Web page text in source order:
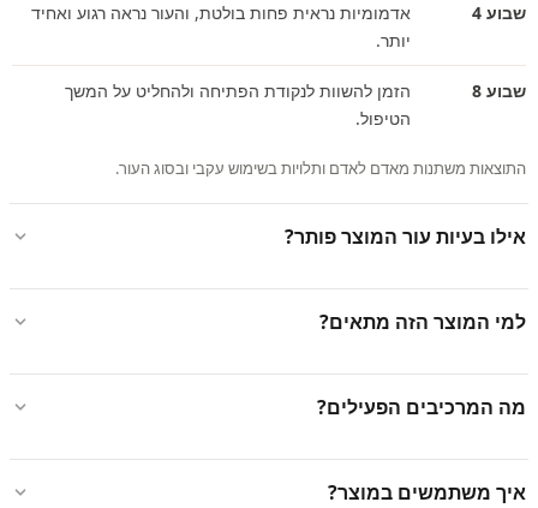
שבוע 4
אדמומיות נראית פחות בולטת, והעור נראה רגוע ואחיד
יותר.
שבוע 8
הזמן להשוות לנקודת הפתיחה ולהחליט על המשך
הטיפול.
התוצאות משתנות מאדם לאדם ותלויות בשימוש עקבי ובסוג העור.
אילו בעיות עור המוצר פותר?
למי המוצר הזה מתאים?
מה המרכיבים הפעילים?
איך משתמשים במוצר?